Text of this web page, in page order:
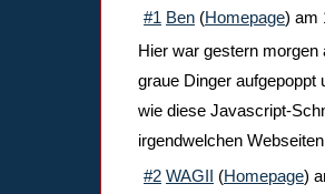
#1 Ben (Homepage) am
Hier war gestern morgen
graue Dinger aufgepoppt
wie diese Javascript-
irgendwelchen
#2 WAGII (Homepage)